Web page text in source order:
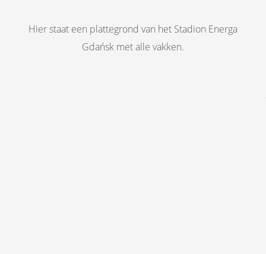
Hier staat een plattegrond van het Stadion Energa
Gdańsk met alle vakken.